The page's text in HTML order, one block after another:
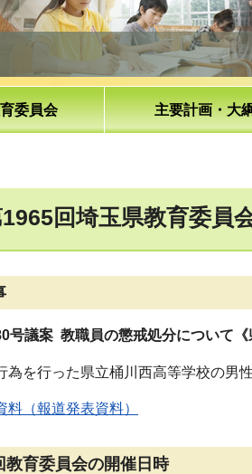
委員会 主要計画・大
回埼玉県教育委員
号議案 教職員の懲戒処分について《
為を行った県立桶川西高等学校の男
料（報道発表資料）
教育委員会の開催日時